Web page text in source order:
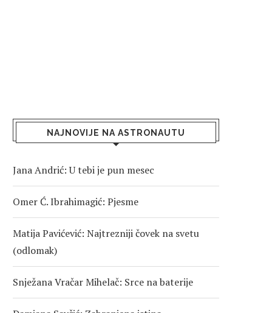
NAJNOVIJE NA ASTRONAUTU
Jana Andrić: U tebi je pun mesec
Omer Ć. Ibrahimagić: Pjesme
Matija Pavićević: Najtrezniji čovek na svetu
(odlomak)
Snježana Vračar Mihelač: Srce na baterije